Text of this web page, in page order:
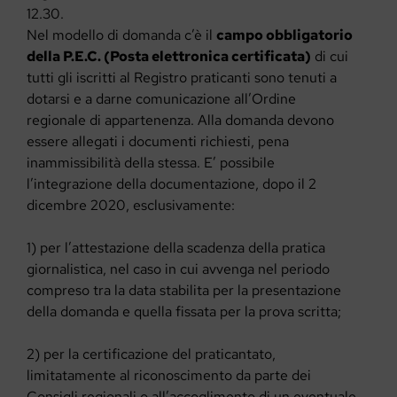
12.30.
Nel modello di domanda c’è il campo obbligatorio
della P.E.C. (Posta elettronica certificata) di cui
tutti gli iscritti al Registro praticanti sono tenuti a
dotarsi e a darne comunicazione all’Ordine
regionale di appartenenza. Alla domanda devono
essere allegati i documenti richiesti, pena
inammissibilità della stessa. E’ possibile
l’integrazione della documentazione, dopo il 2
dicembre 2020, esclusivamente:
1) per l’attestazione della scadenza della pratica
giornalistica, nel caso in cui avvenga nel periodo
compreso tra la data stabilita per la presentazione
della domanda e quella fissata per la prova scritta;
2) per la certificazione del praticantato,
limitatamente al riconoscimento da parte dei